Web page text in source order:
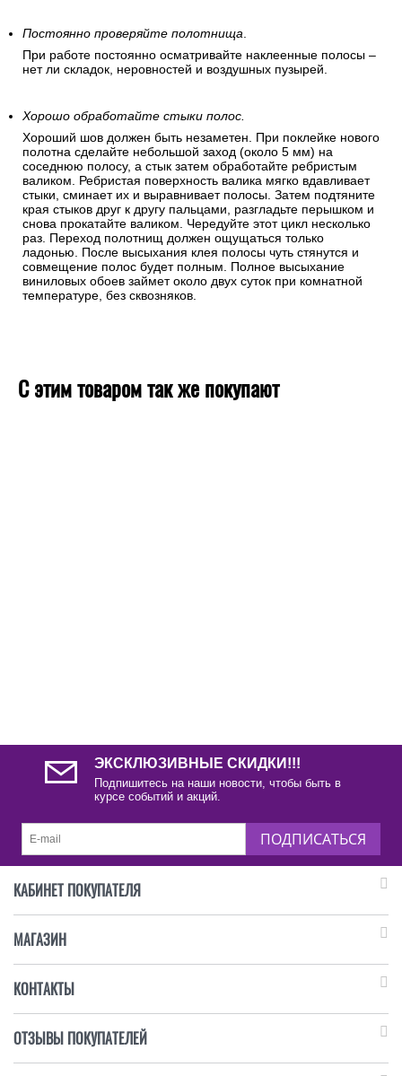
Постоянно проверяйте полотнища.
При работе постоянно осматривайте наклеенные полосы –
нет ли складок, неровностей и воздушных пузырей.
Хорошо обработайте стыки полос.
Хороший шов должен быть незаметен. При поклейке нового
полотна сделайте небольшой заход (около 5 мм) на
соседнюю полосу, а стык затем обработайте ребристым
валиком. Ребристая поверхность валика мягко вдавливает
стыки, сминает их и выравнивает полосы. Затем подтяните
края стыков друг к другу пальцами, разгладьте перышком и
снова прокатайте валиком. Чередуйте этот цикл несколько
раз. Переход полотнищ должен ощущаться только
ладонью. После высыхания клея полосы чуть стянутся и
совмещение полос будет полным. Полное высыхание
виниловых обоев займет около двух суток при комнатной
температуре, без сквозняков.
С этим товаром так же покупают
ЭКСКЛЮЗИВНЫЕ СКИДКИ!!!
Подпишитесь на наши новости, чтобы быть в
курсе событий и акций.
ПОДПИСАТЬСЯ
КАБИНЕТ ПОКУПАТЕЛЯ
МАГАЗИН
КОНТАКТЫ
ОТЗЫВЫ ПОКУПАТЕЛЕЙ